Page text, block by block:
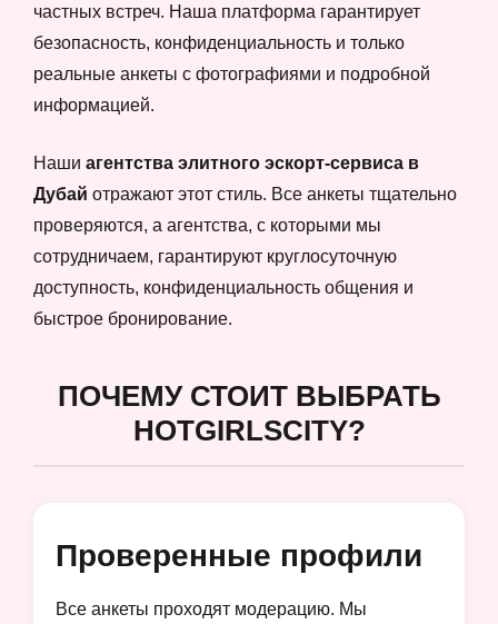
частных встреч. Наша платформа гарантирует
безопасность, конфиденциальность и только
реальные анкеты с фотографиями и подробной
информацией.
Наши агентства элитного эскорт-сервиса в
Дубай отражают этот стиль. Все анкеты тщательно
проверяются, а агентства, с которыми мы
сотрудничаем, гарантируют круглосуточную
доступность, конфиденциальность общения и
быстрое бронирование.
ПОЧЕМУ СТОИТ ВЫБРАТЬ
HOTGIRLSCITY?
Проверенные профили
Все анкеты проходят модерацию. Мы